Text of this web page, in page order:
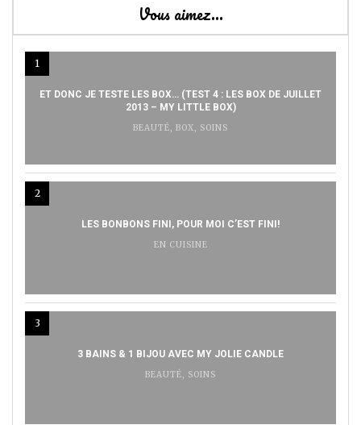
Vous aimez…
1
ET DONC JE TESTE LES BOX… (TEST 4 : LES BOX DE JUILLET
2013 – MY LITTLE BOX)
BEAUTÉ BOX SOINS
2
LES BONBONS FINI, POUR MOI C’EST FINI!
EN CUISINE
3
3 BAINS & 1 BIJOU AVEC MY JOLIE CANDLE
BEAUTÉ SOINS